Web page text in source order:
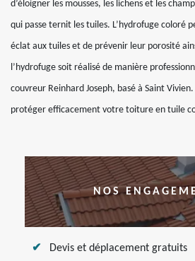
d’éloigner les mousses, les lichens et les
qui passe ternit les tuiles. L’hydrofuge coloré
éclat aux tuiles et de prévenir leur porosité
l’hydrofuge soit réalisé de manière
couvreur Reinhard Joseph, basé à Saint
protéger efficacement votre toiture en tuile
NOS
Devis et déplacement gratuits